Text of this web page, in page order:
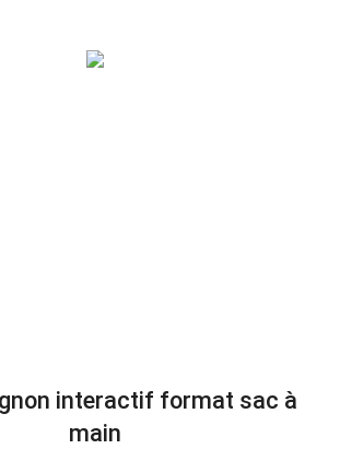
interactif format sac à
main